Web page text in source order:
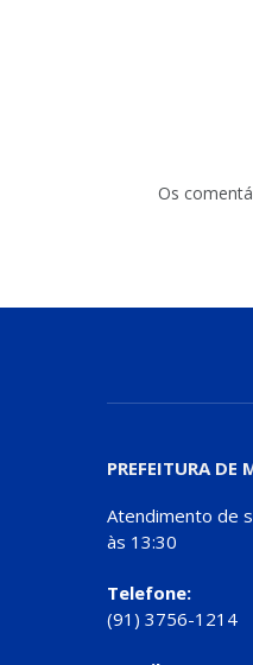
Os
PREFEITURA DE
Atendimento de
às 13:30
Telefone:
(91) 3756-1214